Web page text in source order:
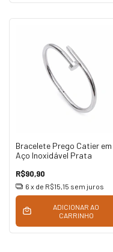
Bracelete Prego Catier em
Aço Inoxidável Prata
R$90,90
6 x de R$15,15 sem juros
ADICIONAR AO
CARRINHO